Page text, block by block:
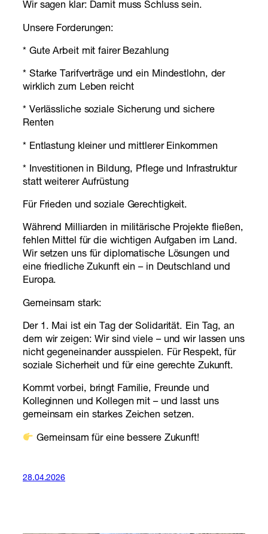
Wir sagen klar: Damit muss Schluss sein.
Unsere Forderungen:
* Gute Arbeit mit fairer Bezahlung
* Starke Tarifverträge und ein Mindestlohn, der
wirklich zum Leben reicht
* Verlässliche soziale Sicherung und sichere
Renten
* Entlastung kleiner und mittlerer Einkommen
* Investitionen in Bildung, Pflege und Infrastruktur
statt weiterer Aufrüstung
Für Frieden und soziale Gerechtigkeit.
Während Milliarden in militärische Projekte fließen,
fehlen Mittel für die wichtigen Aufgaben im Land.
Wir setzen uns für diplomatische Lösungen und
eine friedliche Zukunft ein – in Deutschland und
Europa.
Gemeinsam stark:
Der 1. Mai ist ein Tag der Solidarität. Ein Tag, an
dem wir zeigen: Wir sind viele – und wir lassen uns
nicht gegeneinander ausspielen. Für Respekt, für
soziale Sicherheit und für eine gerechte Zukunft.
Kommt vorbei, bringt Familie, Freunde und
Kolleginnen und Kollegen mit – und lasst uns
gemeinsam ein starkes Zeichen setzen.
Gemeinsam für eine bessere Zukunft!
28.04.2026